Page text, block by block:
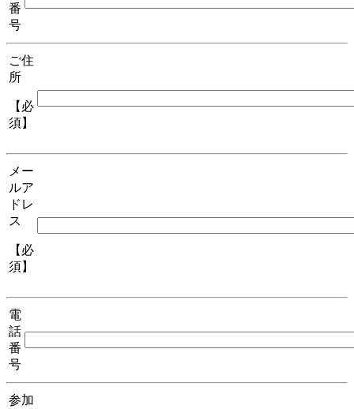
番
号
ご住
所
【必
須】
メー
ルア
ドレ
ス
【必
須】
電
話
番
号
参加